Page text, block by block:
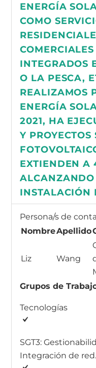
ENERGÍA
COMO
INTEGRADOS
O LA PESCA,
REALIZAMOS
ENERGÍA
2021, HA
Y PROYECTOS
EXTIENDEN A
INSTALACIÓN
Persona/s de
NombreApellido
Liz Wang
Grupos de
Tecnologías
SGT3:
Integración de